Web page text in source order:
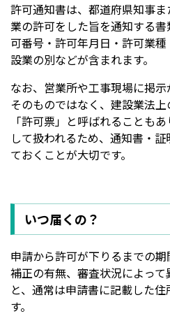
許可通知書は、都道府県知事
業の許可をした旨を通知する
可番号・許可年月日・許可業
設業の別などが含まれます。
なお、営業所や工事現場に掲
そのものではなく、建設業法上
「許可票」と呼ばれることも
して扱われるため、通知書・
ておくことが大切です。
いつ届くの？
申請から許可が下りるまでの期
補正の有無、審査状況によっ
と、通常は申請書に記載した
す。